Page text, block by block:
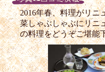
2016年春、料理がリ
菜しゃぶしゃぶにリニ
の料理をどうぞご堪能